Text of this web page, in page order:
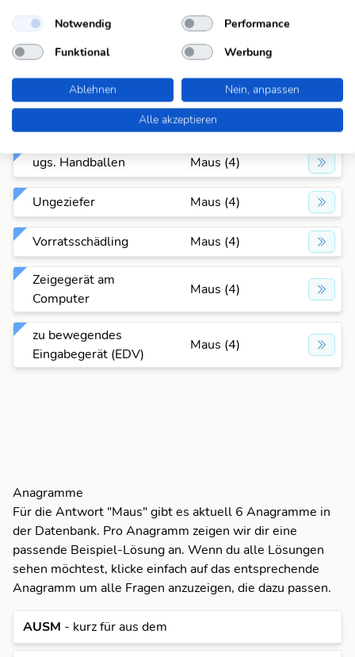
schweiz. Zirkus Maus (4)
Trickfigur von H. van
Maus (4)
ugs. Handballen Maus (4)
Ungeziefer Maus (4)
Vorratsschädling Maus (4)
Zeigegerät am
Computer
Maus (4)
zu bewegendes
Eingabegerät (EDV)
Maus (4)
Anagramme
Für die Antwort "Maus" gibt es aktuell 6 Anagramme in
der Datenbank. Pro Anagramm zeigen wir dir eine
passende Beispiel-Lösung an. Wenn du alle Lösungen
sehen möchtest, klicke einfach auf das entsprechende
Anagramm um alle Fragen anzuzeigen, die dazu passen.
AUSM - kurz für aus dem
A
A
Notwendig
Performance
Funktional
Werbung
Ablehnen
Nein, anpassen
Alle akzeptieren